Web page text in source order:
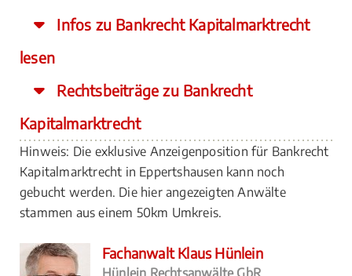
Infos zu Bankrecht Kapitalmarktrecht
lesen
Rechtsbeiträge zu Bankrecht
Kapitalmarktrecht
Hinweis: Die exklusive Anzeigenposition für Bankrecht
Kapitalmarktrecht in Eppertshausen kann noch
gebucht werden. Die hier angezeigten Anwälte
stammen aus einem 50km Umkreis.
Fachanwalt Klaus Hünlein
Hünlein Rechtsanwälte GbR